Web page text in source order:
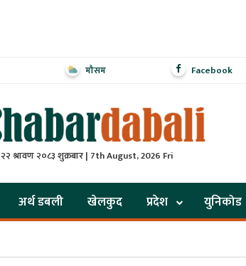
मौसम Facebook
२२ श्रावण २०८३ शुक्रबार | 7th August, 2026 Fri
अर्थ डबली खेलकुद प्रदेश युनिकोड